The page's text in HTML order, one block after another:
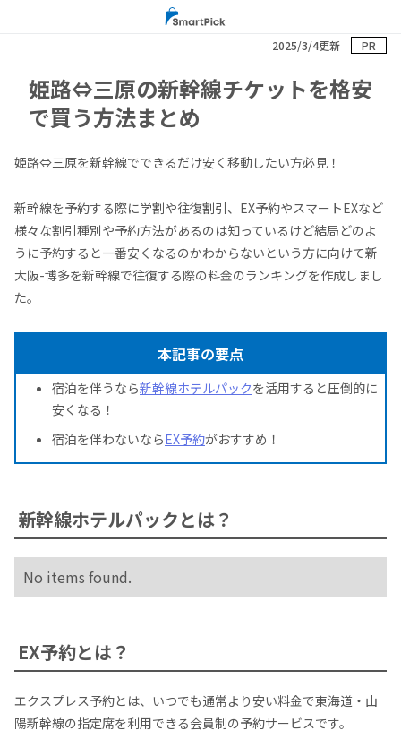
2025/3/4更新 PR
姫路⇔三原の新幹線チケットを格安
で買う方法まとめ
姫路⇔三原を新幹線でできるだけ安く移動したい方必見！
新幹線を予約する際に学割や往復割引、EX予約やスマートEXなど
様々な割引種別や予約方法があるのは知っているけど結局どのよ
うに予約すると一番安くなるのかわからないという方に向けて新
大阪-博多を新幹線で往復する際の料金のランキングを作成しまし
た。
本記事の要点
宿泊を伴うなら新幹線ホテルパックを活用すると圧倒的に
安くなる！
宿泊を伴わないならEX予約がおすすめ！
新幹線ホテルパックとは？
No items found.
EX予約とは？
エクスプレス予約とは、いつでも通常より安い料金で東海道・山
陽新幹線の指定席を利用できる会員制の予約サービスです。